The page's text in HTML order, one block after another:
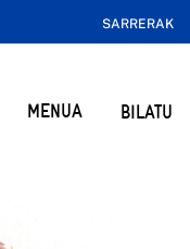
SARRERAK
MENUA BILATU